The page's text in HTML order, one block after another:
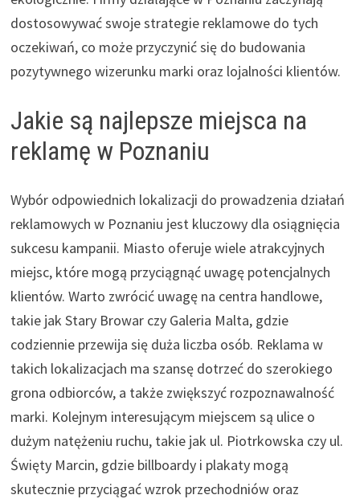
dostosowywać swoje strategie reklamowe do tych
oczekiwań, co może przyczynić się do budowania
pozytywnego wizerunku marki oraz lojalności klientów.
Jakie są najlepsze miejsca na
reklamę w Poznaniu
Wybór odpowiednich lokalizacji do prowadzenia działań
reklamowych w Poznaniu jest kluczowy dla osiągnięcia
sukcesu kampanii. Miasto oferuje wiele atrakcyjnych
miejsc, które mogą przyciągnąć uwagę potencjalnych
klientów. Warto zwrócić uwagę na centra handlowe,
takie jak Stary Browar czy Galeria Malta, gdzie
codziennie przewija się duża liczba osób. Reklama w
takich lokalizacjach ma szansę dotrzeć do szerokiego
grona odbiorców, a także zwiększyć rozpoznawalność
marki. Kolejnym interesującym miejscem są ulice o
dużym natężeniu ruchu, takie jak ul. Piotrkowska czy ul.
Święty Marcin, gdzie billboardy i plakaty mogą
skutecznie przyciągać wzrok przechodniów oraz